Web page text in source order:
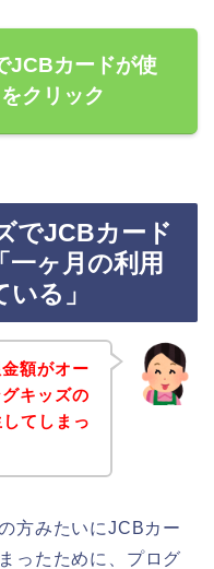
JCBカードが使
クリック
でJCBカード
ヶ月の利用
る」
額がオー
キッズの
てしまっ
方みたいにJCBカー
ったために、プログ